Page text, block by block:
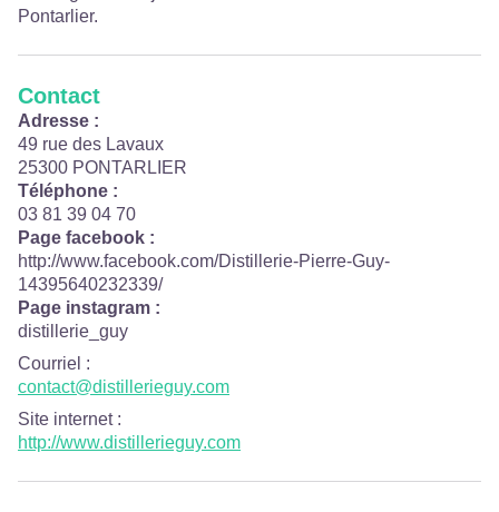
Pontarlier.
Contact
Adresse :
49 rue des Lavaux
25300 PONTARLIER
Téléphone :
03 81 39 04 70
Page facebook :
http://www.facebook.com/Distillerie-Pierre-Guy-
14395640232339/
Page instagram :
distillerie_guy
Courriel :
contact@distillerieguy.com
Site internet:
http://www.distillerieguy.com